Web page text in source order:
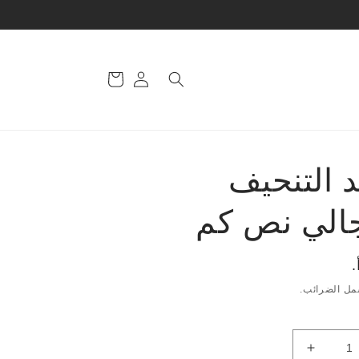
تسجيل
الدخولالتسوق
التنحيف
نص كم
الضرائب.
زيادة